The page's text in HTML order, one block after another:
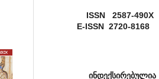
ISSN 2587-490X
E-ISSN 2720-8168
ინდექსირებულია